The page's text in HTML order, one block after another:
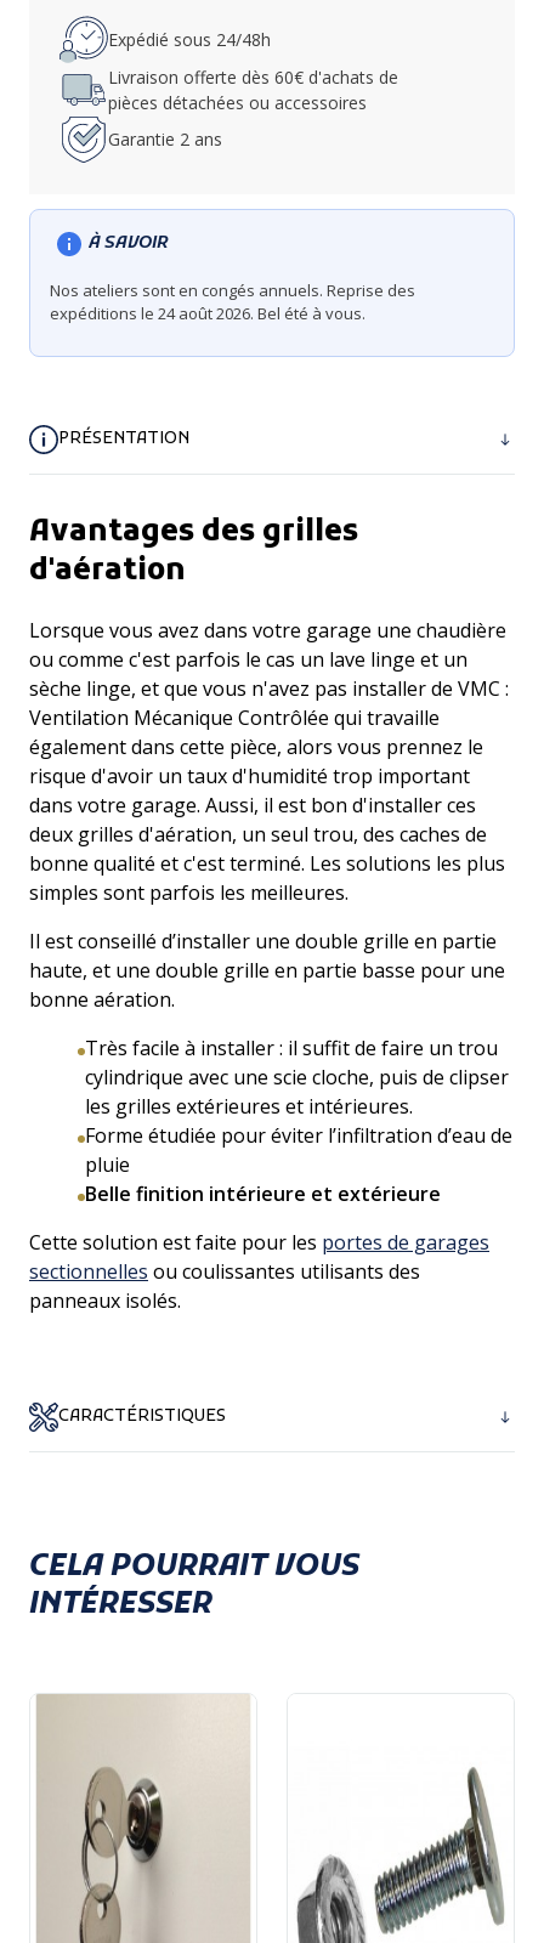
Expédié sous 24/48h
Livraison offerte dès 60€ d'achats de
pièces détachées ou accessoires
Garantie 2 ans
À SAVOIR
Nos ateliers sont en congés annuels. Reprise des
expéditions le 24 août 2026. Bel été à vous.
PRÉSENTATION
Avantages des grilles
d'aération
Lorsque vous avez dans votre garage une chaudière
ou comme c'est parfois le cas un lave linge et un
sèche linge, et que vous n'avez pas installer de VMC :
Ventilation Mécanique Contrôlée qui travaille
également dans cette pièce, alors vous prennez le
risque d'avoir un taux d'humidité trop important
dans votre garage. Aussi, il est bon d'installer ces
deux grilles d'aération, un seul trou, des caches de
bonne qualité et c'est terminé. Les solutions les plus
simples sont parfois les meilleures.
Il est conseillé d’installer une double grille en partie
haute, et une double grille en partie basse pour une
bonne aération.
Très facile à installer : il suffit de faire un trou
cylindrique avec une scie cloche, puis de clipser
les grilles extérieures et intérieures.
Forme étudiée pour éviter l’infiltration d’eau de
pluie
Belle finition intérieure et extérieure
Cette solution est faite pour les portes de garages
sectionnelles ou coulissantes utilisants des
panneaux isolés.
CARACTÉRISTIQUES
ventilation garage
PVC injecté, coloris noir ou blanc
CELA POURRAIT VOUS
INTÉRESSER